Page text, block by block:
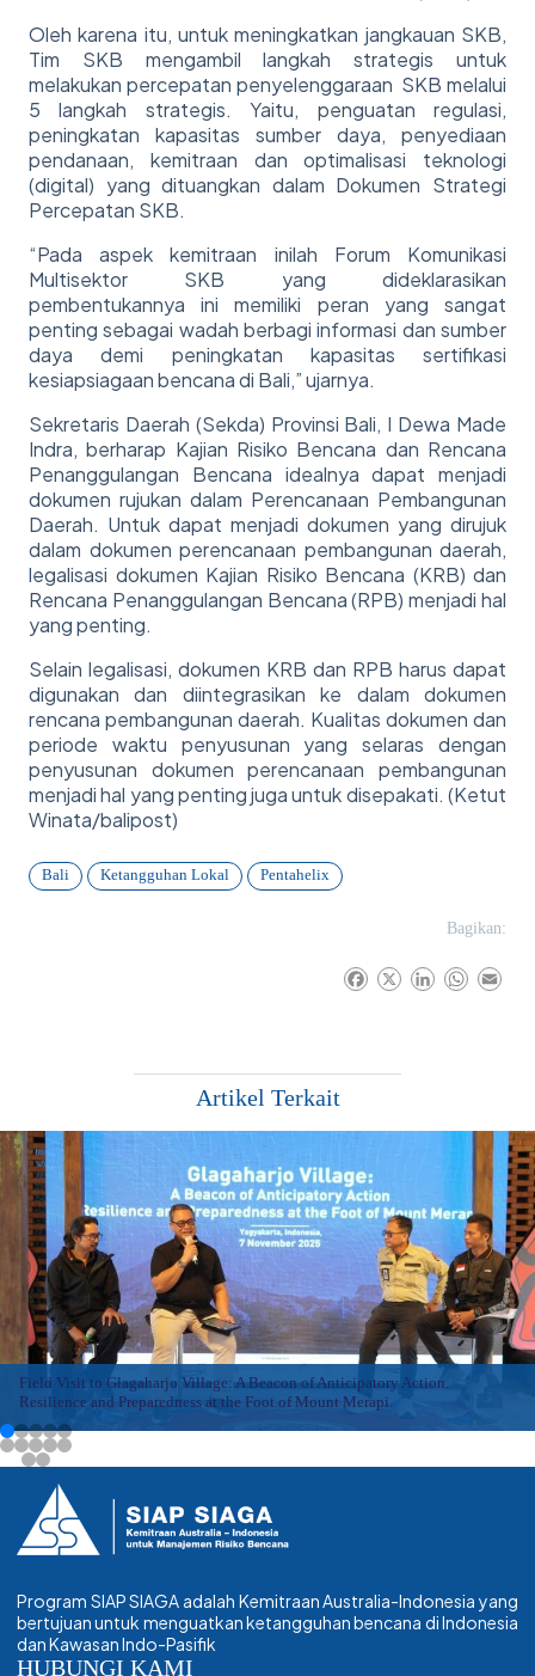
Oleh karena itu, untuk meningkatkan jangkauan SKB,
Tim SKB mengambil langkah strategis untuk
melakukan percepatan penyelenggaraan SKB melalui
5 langkah strategis. Yaitu, penguatan regulasi,
peningkatan kapasitas sumber daya, penyediaan
pendanaan, kemitraan dan optimalisasi teknologi
(digital) yang dituangkan dalam Dokumen Strategi
Percepatan SKB.
“Pada aspek kemitraan inilah Forum Komunikasi
Multisektor SKB yang dideklarasikan
pembentukannya ini memiliki peran yang sangat
penting sebagai wadah berbagi informasi dan sumber
daya demi peningkatan kapasitas sertifikasi
kesiapsiagaan bencana di Bali,” ujarnya.
Sekretaris Daerah (Sekda) Provinsi Bali, I Dewa Made
Indra, berharap Kajian Risiko Bencana dan Rencana
Penanggulangan Bencana idealnya dapat menjadi
dokumen rujukan dalam Perencanaan Pembangunan
Daerah. Untuk dapat menjadi dokumen yang dirujuk
dalam dokumen perencanaan pembangunan daerah,
legalisasi dokumen Kajian Risiko Bencana (KRB) dan
Rencana Penanggulangan Bencana (RPB) menjadi hal
yang penting.
Selain legalisasi, dokumen KRB dan RPB harus dapat
digunakan dan diintegrasikan ke dalam dokumen
rencana pembangunan daerah. Kualitas dokumen dan
periode waktu penyusunan yang selaras dengan
penyusunan dokumen perencanaan pembangunan
menjadi hal yang penting juga untuk disepakati. (Ketut
Winata/balipost)
Bali Ketangguhan Lokal Pentahelix
Bagikan:
F
b
X
L
W
Artikel Terkait
Field Visit to Glagaharjo Village: A Beacon of Anticipatory Action.
Resilience and Preparedness at the Foot of Mount Merapi.
Program SIAP SIAGA adalah Kemitraan Australia-Indonesia yang
bertujuan untuk menguatkan ketangguhan bencana di Indonesia
dan Kawasan Indo-Pasifik
HUBUNGI KAMI